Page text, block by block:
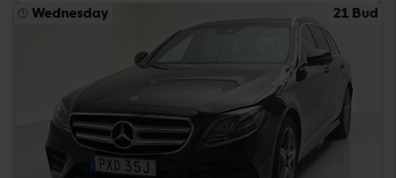
Wednesday 21 Bud